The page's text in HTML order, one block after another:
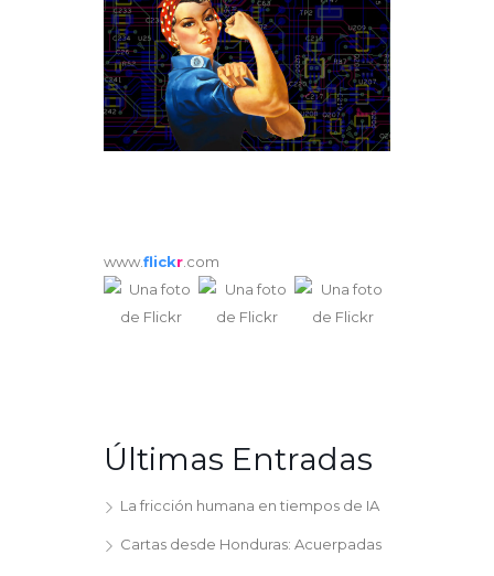
www.flickr.com
Últimas Entradas
La fricción humana en tiempos de IA
Cartas desde Honduras: Acuerpadas